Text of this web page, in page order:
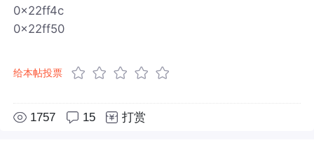
0x22ff4c
0x22ff50
给本帖投票
1757 15 打赏